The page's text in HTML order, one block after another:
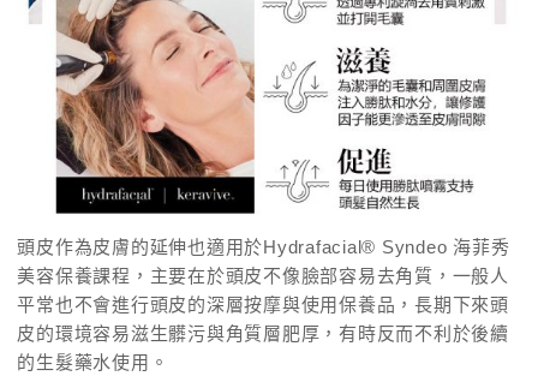
頭皮作為皮膚的延伸也適用於Hydrafacial® Syndeo 海菲秀
美容保養課程，主要在於頭皮不像臉部容易去角質，一般人
平常也不會進行頭皮的深層按摩與使用保養品，長期下來頭
皮的環境容易滋生髒污與角質層肥厚，有時反而不利於後續
的生髮藥水使用。